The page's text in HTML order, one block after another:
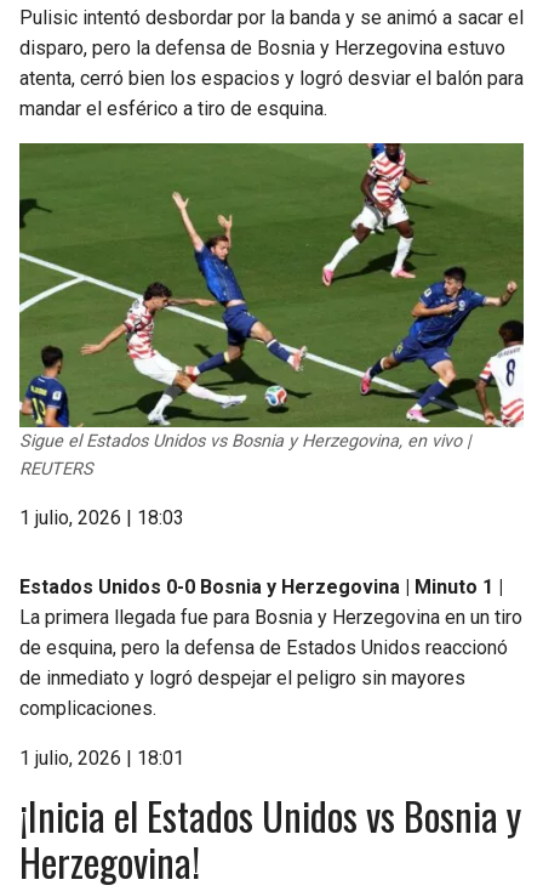
Pulisic intentó desbordar por la banda y se animó a sacar el
disparo, pero la defensa de Bosnia y Herzegovina estuvo
atenta, cerró bien los espacios y logró desviar el balón para
mandar el esférico a tiro de esquina.
Sigue el Estados Unidos vs Bosnia y Herzegovina, en vivo |
REUTERS
1 julio, 2026 | 18:03
Estados Unidos 0-0 Bosnia y Herzegovina | Minuto 1 |
La primera llegada fue para Bosnia y Herzegovina en un tiro
de esquina, pero la defensa de Estados Unidos reaccionó
de inmediato y logró despejar el peligro sin mayores
complicaciones.
1 julio, 2026 | 18:01
¡Inicia el Estados Unidos vs Bosnia y
Herzegovina!